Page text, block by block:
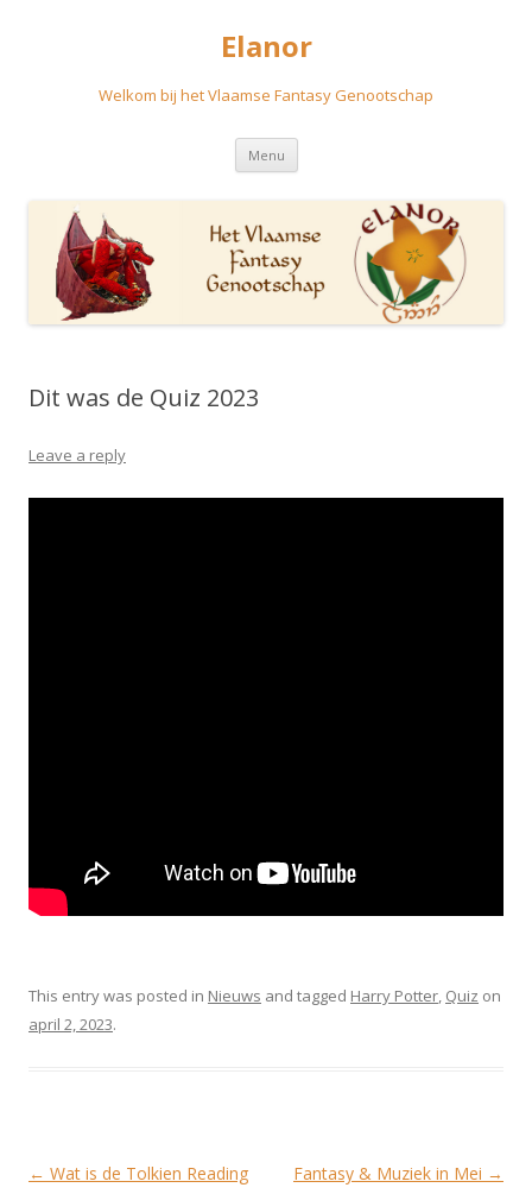
Elanor
Welkom bij het Vlaamse Fantasy Genootschap
Menu Skip
content
Dit was de Quiz 2023
Leave a reply
This entry was posted in Nieuws and tagged Harry Potter, Quiz on
april 2, 2023.
Post
← Wat is de Tolkien Reading
Fantasy & Muziek in Mei →